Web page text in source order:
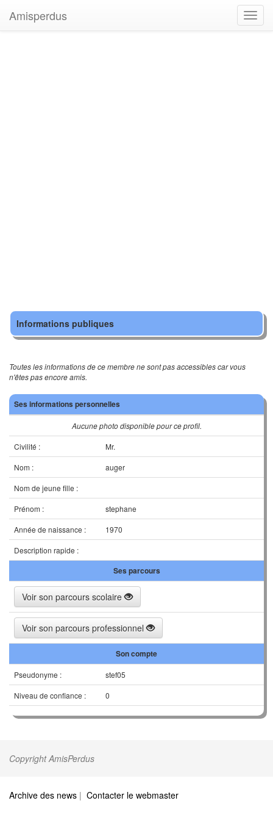
Amisperdus
Informations publiques
Toutes les informations de ce membre ne sont pas accessibles car vous
n'êtes pas encore amis.
Ses informations personnelles
Aucune photo disponible pour ce profil.
Civilité :
Mr.
Nom :
auger
Nom de jeune fille :
Prénom :
stephane
Année de naissance :
1970
Description rapide :
Ses parcours
Voir son parcours scolaire
Voir son parcours professionnel
Son compte
Pseudonyme :
stef05
Niveau de confiance :
0
Copyright AmisPerdus
Archive des news | Contacter le webmaster